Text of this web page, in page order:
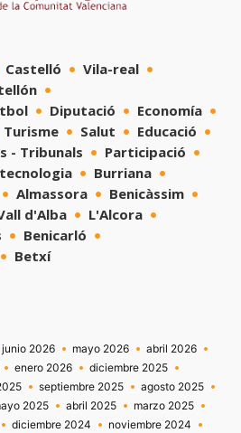
Castelló
Vila-real
Diputació
Economía
Turisme Salut
Educació
- Tribunals
Participació
Burriana
Almassora
Benicàssim
d'Alba
L'Alcora
Benicarló
Betxí
junio 2026 mayo 2026
abril 2026
enero 2026
diciembre 2025
septiembre 2025
agosto 2025
2025 abril 2025
marzo 2025
diciembre 2024
noviembre 2024